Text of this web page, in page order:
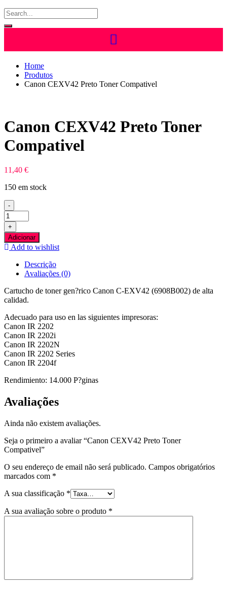
Home
Produtos
Canon CEXV42 Preto Toner Compativel
Canon CEXV42 Preto Toner
Compativel
11,40 €
150 em stock
-
Quantidade
de
Canon
CEXV42
Preto
Compativel
+
Adicionar
Add to wishlist
Descrição
Avaliações (0)
Cartucho de toner gen?rico Canon C-EXV42 (6908B002) de alta
calidad.
Adecuado para uso en las siguientes impresoras:
Canon IR 2202
Canon IR 2202i
Canon IR 2202N
Canon IR 2202 Series
Canon IR 2204f
Rendimiento: 14.000 P?ginas
Avaliações
Ainda não existem avaliações.
Seja o primeiro a avaliar “Canon CEXV42 Preto Toner
Compativel”
O seu endereço de email não será publicado. Campos obrigatórios
marcados com *
A sua classificação *
A sua avaliação sobre o produto *